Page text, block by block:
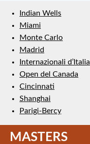
Indian Wells
Miami
Monte Carlo
Madrid
Internazionali d’Italia
Open del Canada
Cincinnati
Shanghai
Parigi-Bercy
MASTERS